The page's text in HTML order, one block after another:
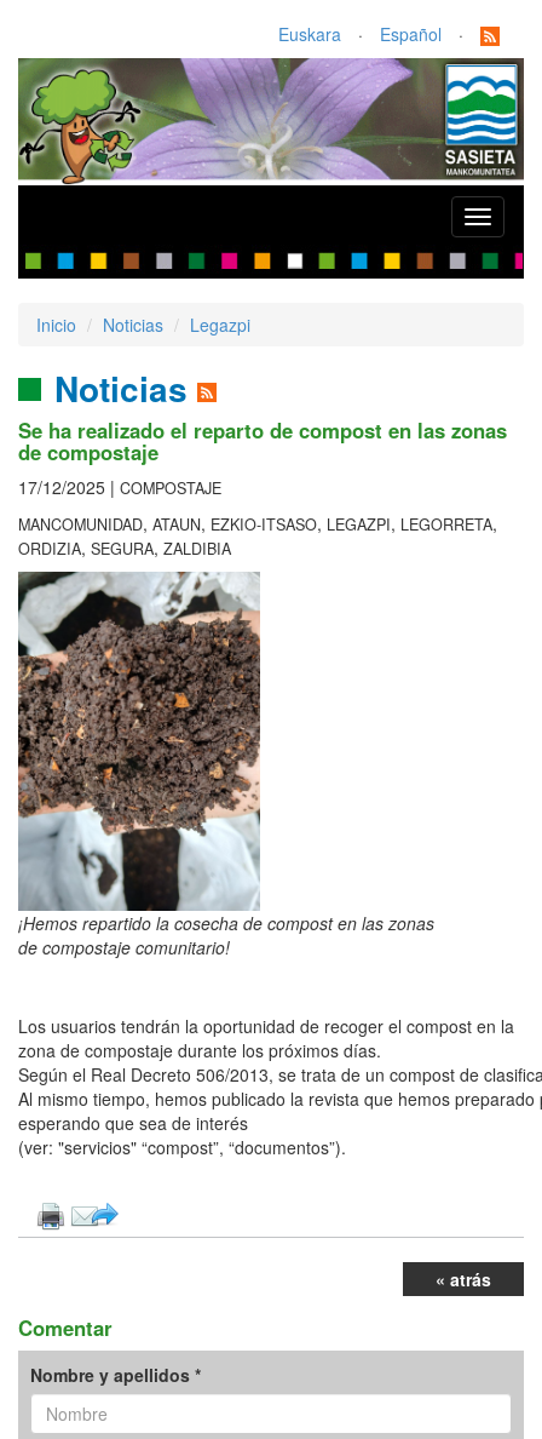
Euskara · Español ·
Toggle
Inicio Noticias Legazpi
Noticias
Se ha realizado el reparto de compost en las zonas
de compostaje
17/12/2025 | COMPOSTAJE
MANCOMUNIDAD, ATAUN, EZKIO-ITSASO, LEGAZPI, LEGORRETA,
ORDIZIA, SEGURA, ZALDIBIA
¡Hemos repartido la cosecha de compost en las zonas
de compostaje comunitario!
Los usuarios tendrán la oportunidad de recoger el compost en la
zona de compostaje durante los próximos días.
Según el Real Decreto 506/2013, se trata de un compost de
Al mismo tiempo, hemos publicado la revista que hemos
esperando que sea de interés
(ver: "servicios" “compost”, “documentos”).
« atrás
Comentar
Nombre y apellidos *